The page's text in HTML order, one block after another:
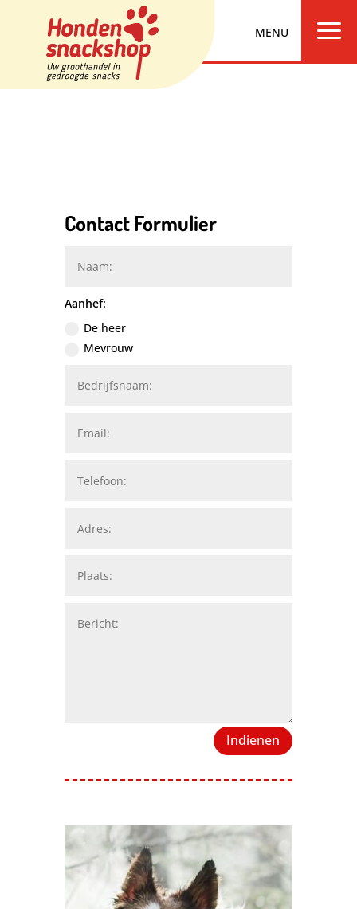
a
Contact Formulier
Aanhef:
De heer
Mevrouw
Indienen